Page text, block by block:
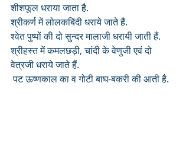
शीशफूल धराया जाता है.
श्रीकर्ण में लोलकबिंदी धराये जाते हैं.
श्वेत पुष्पों की दो सुन्दर मालाजी धरायी जाती हैं.
श्रीहस्त में कमलछड़ी, चांदी के वेणुजी एवं दो
वेत्रजी धराये जाते हैं.
पट ऊष्णकाल का व गोटी बाघ-बकरी की आती है.